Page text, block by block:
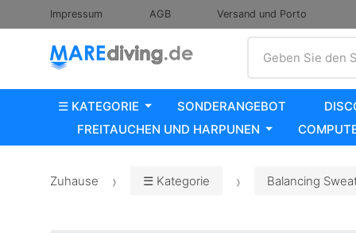
Impressum AGB Versand und Porto
Geben Sie den
☰ KATEGORIE SONDERANGEBOT
FREITAUCHEN UND HARPUNEN
Zuhause ☰ Kategorie Balancing